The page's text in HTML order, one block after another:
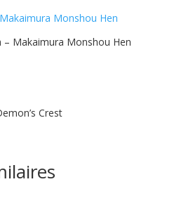
– Makaimura Monshou Hen
Crest